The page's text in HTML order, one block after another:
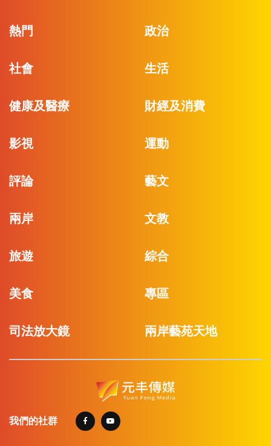
熱門 政治
社會 生活
健康及醫療 財經及消費
影視 運動
評論 藝文
兩岸 文教
旅遊 綜合
美食 專區
司法放大鏡 兩岸藝苑天地
我們的社群